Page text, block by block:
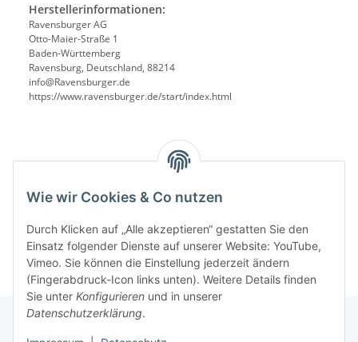
Wie wir Cookies & Co nutzen
Durch Klicken auf „Alle akzeptieren“ gestatten Sie den
Einsatz folgender Dienste auf unserer Website: YouTube,
Vimeo. Sie können die Einstellung jederzeit ändern
(Fingerabdruck-Icon links unten). Weitere Details finden
Sie unter Konfigurieren und in unserer
Datenschutzerklärung.
Herstellerinformationen:
Ravensburger AG
Otto-Maier-Straße 1
Baden-Württemberg
Ravensburg, Deutschland, 88214
info@Ravensburger.de
https://www.ravensburger.de/start/index.html
Benachrichtigen, wenn verfügbar